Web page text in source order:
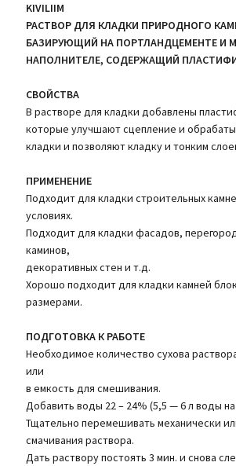
KIVILIIM
РАСТВОР ДЛЯ КЛАДКИ ПРИРОДНОГО
БАЗИРУЮЩИЙ НА ПОРТЛАНДЦЕМЕНТЕ И
НАПОЛНИТЕЛЕ, СОДЕРЖАЩИЙ
СВОЙСТВА
В растворе для кладки добавлены
которые улучшают сцепление и
кладки и позволяют кладку и тонким
ПРИМЕНЕНИЕ
Подходит для кладки строительных
условиях.
Подходит для кладки фасадов,
каминов,
декоративных стен и т.д.
Хорошо подходит для кладки камней
размерами.
ПОДГОТОВКА К РАБОТЕ
Необходимое количество сухова
или
в емкость для смешивания.
Добавить воды 22 – 24% (5,5 — 6 л воды
Тщательно перемешивать механически
смачивания раствора.
Дать раствору постоять 3 мин. и снова